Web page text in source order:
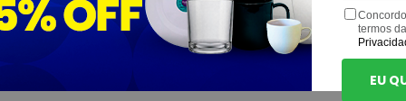
termos
EU